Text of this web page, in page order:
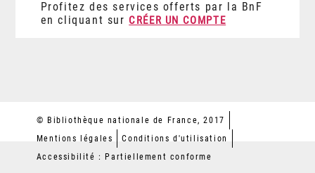
Profitez des services offerts par la BnF
en cliquant sur CRÉER UN COMPTE
© Bibliothèque nationale de France, 2017
Mentions légales
Conditions d'utilisation
Accessibilité : Partiellement conforme